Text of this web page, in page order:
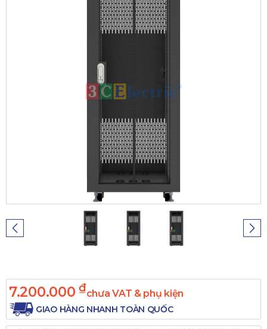
7.200.000 ₫chưa VAT & phụ kiện
GIAO HÀNG NHANH TOÀN QUỐC